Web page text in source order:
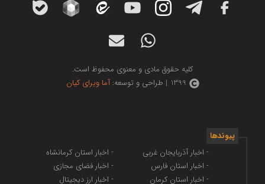
کلیه حقوق مادی و معنوی محفوظ است.
1399 | طراحی و توسعه:
آما ویرای کیان
پیوندها
- اخبار آذربایجان غربی
- اخبار استان فارس
- اخبار استان کرمان
- اخبار استان کرمانشاه
- اخبار فضای مجازی
- اخبار ارز دیجیتال